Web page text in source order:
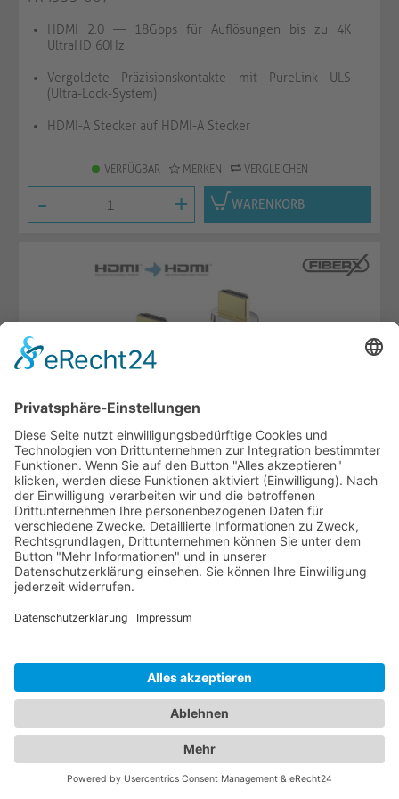
HDMI 2.0 — 18Gbps für Auflösungen bis zu 4K
UltraHD 60Hz
Vergoldete Präzisionskontakte mit PureLink ULS
(Ultra-Lock-System)
HDMI-A Stecker auf HDMI-A Stecker
VERFÜGBAR MERKEN VERGLEICHEN
- + WARENKORB
4K Premium High-Speed HDMI AOC Glasfaserkabel |
schwarz, 10...
FX-I355-010
HDMI 2.0 — 18Gbps für Auflösungen bis zu 4K
UltraHD 60Hz
(Ultra-Lock-System)
VERFÜGBAR MERKEN VERGLEICHEN
- + WARENKORB